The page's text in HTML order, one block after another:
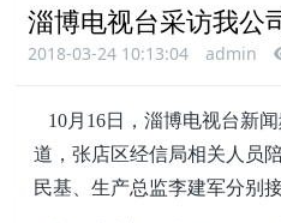
淄博电视台采访我公
2018-03-24 10:13:04 admin
10月16日，淄博电视台新
道，张店区经信局相关人员
民基、生产总监李建军分别